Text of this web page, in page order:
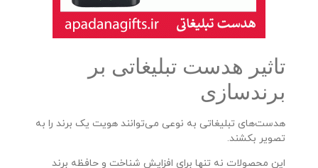
تاثیر هدست تبلیغاتی بر
برندسازی
هدست‌های تبلیغاتی به نوعی می‌توانند هویت یک برند را به
تصویر بکشند.
این محصولات نه تنها برای افزایش شناخت و حافظه برند